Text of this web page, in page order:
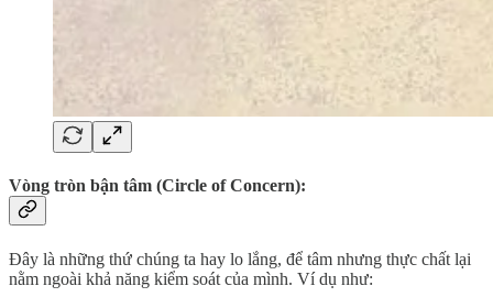
Vòng tròn bận tâm (Circle of Concern):
Đây là những thứ chúng ta hay lo lắng, để tâm nhưng thực chất lại
nằm ngoài khả năng kiểm soát của mình. Ví dụ như: